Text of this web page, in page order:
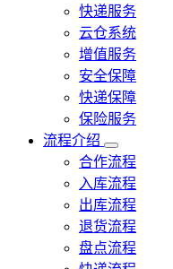
快递服务
云仓系统
增值服务
安全保障
快递保障
保险服务
流程介绍
合作流程
入库流程
出库流程
退货流程
盘点流程